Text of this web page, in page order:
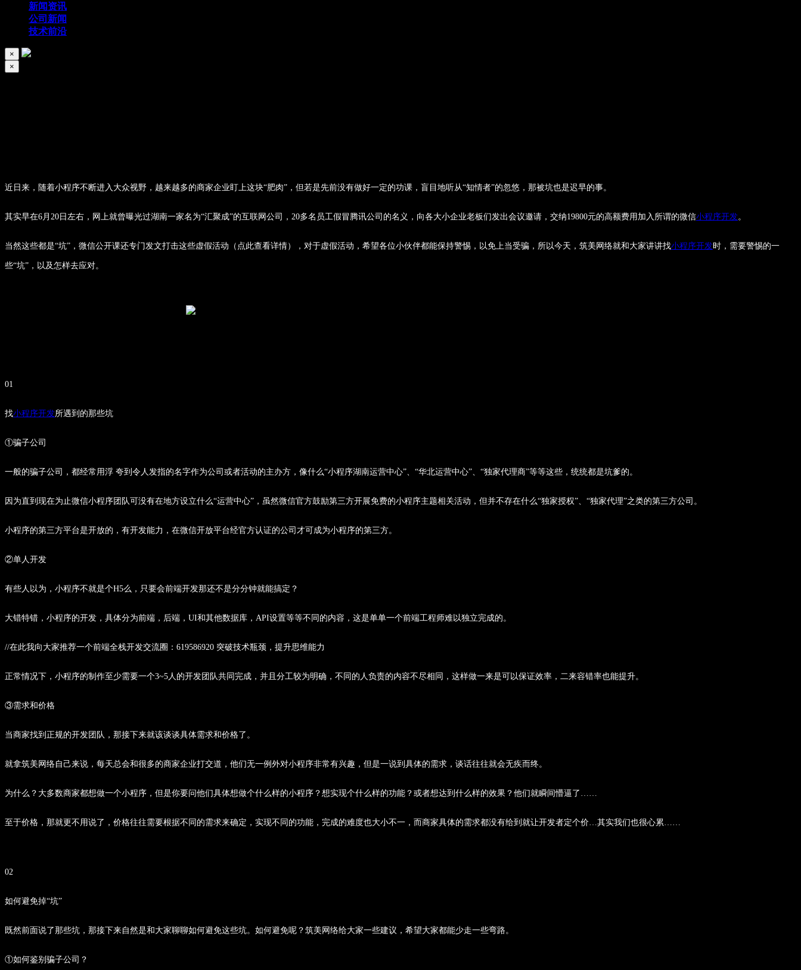
新闻资讯
公司新闻
技术前沿
×
×
近日来，随着小程序不断进入大众视野，越来越多的商家企业盯上这块“肥肉”，但若是先前没有做好一定的功课，盲目地听从“知情者”的忽悠，那被坑也是迟早的事。
其实早在6月20日左右，网上就曾曝光过湖南一家名为“汇聚成”的互联网公司，20多名员工假冒腾讯公司的名义，向各大小企业老板们发出会议邀请，交纳19800元的高额费用加入所谓的微信小程序开发。
当然这些都是“坑”，微信公开课还专门发文打击这些虚假活动（点此查看详情），对于虚假活动，希望各位小伙伴都能保持警惕，以免上当受骗，所以今天，筑美网络就和大家讲讲找小程序开发时，需要警惕的一
些“坑”，以及怎样去应对。
01
找小程序开发所遇到的那些坑
①骗子公司
一般的骗子公司，都经常用浮 夸到令人发指的名字作为公司或者活动的主办方，像什么“小程序湖南运营中心”、“华北运营中心”、“独家代理商”等等这些，统统都是坑爹的。
因为直到现在为止微信小程序团队可没有在地方设立什么“运营中心”，虽然微信官方鼓励第三方开展免费的小程序主题相关活动，但并不存在什么“独家授权”、“独家代理”之类的第三方公司。
小程序的第三方平台是开放的，有开发能力，在微信开放平台经官方认证的公司才可成为小程序的第三方。
②单人开发
有些人以为，小程序不就是个H5么，只要会前端开发那还不是分分钟就能搞定？
大错特错，小程序的开发，具体分为前端，后端，UI和其他数据库，API设置等等不同的内容，这是单单一个前端工程师难以独立完成的。
//在此我向大家推荐一个前端全栈开发交流圈：619586920 突破技术瓶颈，提升思维能力
正常情况下，小程序的制作至少需要一个3~5人的开发团队共同完成，并且分工较为明确，不同的人负责的内容不尽相同，这样做一来是可以保证效率，二来容错率也能提升。
③需求和价格
当商家找到正规的开发团队，那接下来就该谈谈具体需求和价格了。
就拿筑美网络自己来说，每天总会和很多的商家企业打交道，他们无一例外对小程序非常有兴趣，但是一说到具体的需求，谈话往往就会无疾而终。
为什么？大多数商家都想做一个小程序，但是你要问他们具体想做个什么样的小程序？想实现个什么样的功能？或者想达到什么样的效果？他们就瞬间懵逼了……
至于价格，那就更不用说了，价格往往需要根据不同的需求来确定，实现不同的功能，完成的难度也大小不一，而商家具体的需求都没有给到就让开发者定个价…其实我们也很心累……
02
如何避免掉“坑”
既然前面说了那些坑，那接下来自然是和大家聊聊如何避免这些坑。如何避免呢？筑美网络给大家一些建议，希望大家都能少走一些弯路。
①如何鉴别骗子公司？